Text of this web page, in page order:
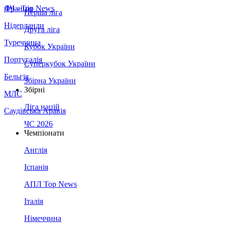
Франція
Нідерланди
Туреччина
Португалія
Бельгія
МЛС
Саудівська Аравія
ЛЧ - Top News
Перша ліга
Друга ліга
Кубок України
Суперкубок України
Збірна України
Збірні
Ліга націй
ЧС 2026
Чемпіонати
Англія
Іспанія
АПЛ Top News
Італія
Німеччина